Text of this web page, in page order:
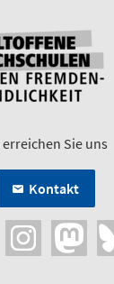
erreichen Sie uns
Kontakt